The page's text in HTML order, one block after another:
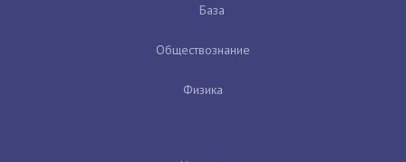
База
Обществознание
Физика